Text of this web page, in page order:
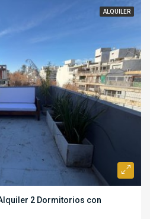
ALQUILER
2 Dormitorios con